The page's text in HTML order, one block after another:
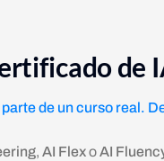
de
de un curso real.
, AI FlexoAI